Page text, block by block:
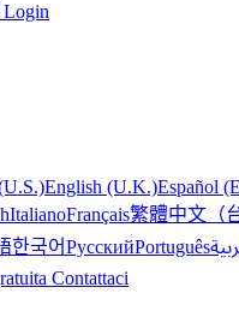
Login
English (U.K.)Español
ItalianoFrançais繁體中文（
한국어РусскийPortuguês
Contattaci